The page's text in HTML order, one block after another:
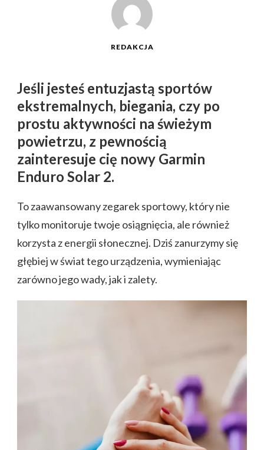
REDAKCJA
Jeśli jesteś entuzjastą sportów
ekstremalnych, biegania, czy po
prostu aktywności na świeżym
powietrzu, z pewnością
zainteresuje cię nowy Garmin
Enduro Solar 2.
To zaawansowany zegarek sportowy, który nie
tylko monitoruje twoje osiągnięcia, ale również
korzysta z energii słonecznej. Dziś zanurzymy się
głębiej w świat tego urządzenia, wymieniając
zarówno jego wady, jak i zalety.